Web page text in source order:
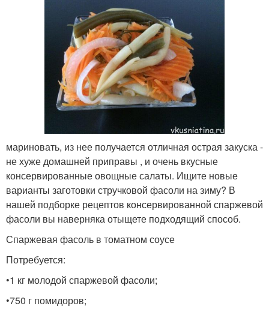
мариновать, из нее получается отличная острая закуска -
не хуже домашней приправы , и очень вкусные
консервированные овощные салаты. Ищите новые
варианты заготовки стручковой фасоли на зиму? В
нашей подборке рецептов консервированной спаржевой
фасоли вы наверняка отыщете подходящий способ.
Спаржевая фасоль в томатном соусе
Потребуется:
•1 кг молодой спаржевой фасоли;
•750 г помидоров;